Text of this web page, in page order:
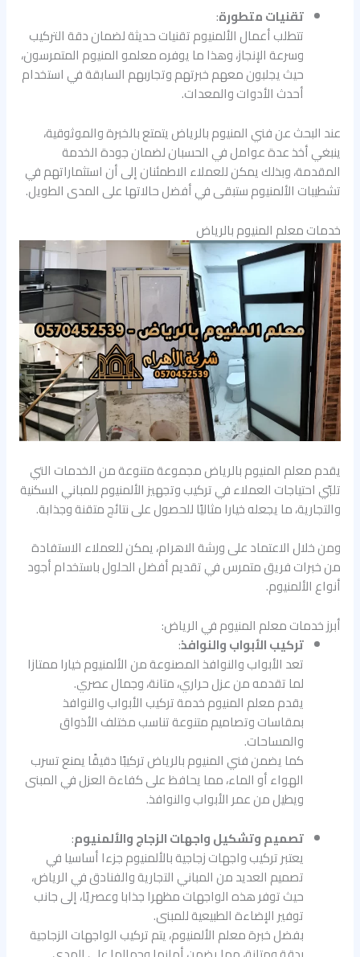
تقنيات متطورة:
تتطلب أعمال الألمنيوم تقنيات حديثة لضمان دقة التركيب
وسرعة الإنجاز، وهذا ما يوفره معلمو المنيوم المتمرسون،
حيث يجلبون معهم خبرتهم وتجاربهم السابقة في استخدام
أحدث الأدوات والمعدات.
عند البحث عن فني المنيوم بالرياض يتمتع بالخبرة والموثوقية،
ينبغي أخذ عدة عوامل في الحسبان لضمان جودة الخدمة
المقدمة، وبذلك يمكن للعملاء الاطمئنان إلى أن استثماراتهم في
تشطيبات الألمنيوم ستبقى في أفضل حالاتها على المدى الطويل.
خدمات معلم المنيوم بالرياض
يقدم معلم المنيوم بالرياض مجموعة متنوعة من الخدمات التي
تلبّي احتياجات العملاء في تركيب وتجهيز الألمنيوم للمباني السكنية
والتجارية، ما يجعله خيارا مثاليًا للحصول على نتائج متقنة وجذابة.
ومن خلال الاعتماد على ورشة الاهرام، يمكن للعملاء الاستفادة
من خبرات فريق متمرس في تقديم أفضل الحلول باستخدام أجود
أنواع الألمنيوم.
أبرز خدمات معلم المنيوم في الرياض:
تركيب الأبواب والنوافذ:
تعد الأبواب والنوافذ المصنوعة من الألمنيوم خيارا ممتازا
لما تقدمه من عزل حراري، متانة، وجمال عصري.
يقدم معلم المنيوم خدمة تركيب الأبواب والنوافذ
بمقاسات وتصاميم متنوعة تناسب مختلف الأذواق
والمساحات.
كما يضمن فني المنيوم بالرياض تركيبًا دقيقًا يمنع تسرب
الهواء أو الماء، مما يحافظ على كفاءة العزل في المبنى
ويطيل من عمر الأبواب والنوافذ.
تصميم وتشكيل واجهات الزجاج والألمنيوم:
يعتبر تركيب واجهات زجاجية بالألمنيوم جزءا أساسيا في
تصميم العديد من المباني التجارية والفنادق في الرياض،
حيث توفر هذه الواجهات مظهرا جذابا وعصريًا، إلى جانب
توفير الإضاءة الطبيعية للمبنى.
بفضل خبرة معلم الألمنيوم، يتم تركيب الواجهات الزجاجية